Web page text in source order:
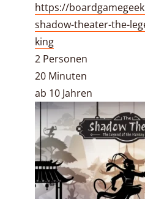
https://
shadow-theater-the-
king
2 Personen
20 Minuten
ab 10 Jahren